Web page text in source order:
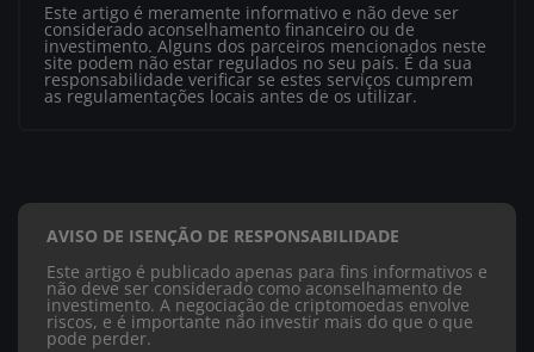
Este artigo é meramente informativo e não deve ser
considerado aconselhamento financeiro ou de
investimento. Alguns dos parceiros mencionados neste
site podem não estar regulados no seu país. É da sua
responsabilidade verificar se estes serviços cumprem
as regulamentações locais antes de os utilizar.
AVISO DE ISENÇÃO DE RESPONSABILIDADE
Este artigo é publicado apenas para fins informativos e
não deve ser considerado como aconselhamento de
investimento. A negociação de criptomoedas envolve
riscos, e é importante não investir mais do que o que
pode perder.